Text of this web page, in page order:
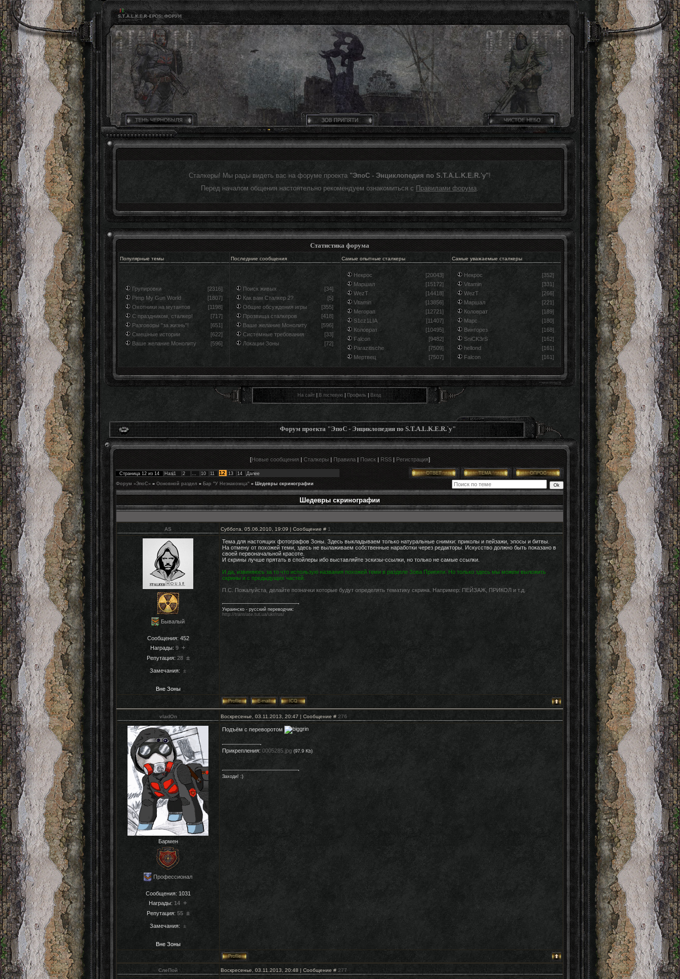
Сталкеры! Мы рады видеть вас на форуме проекта "ЭпоС - Энциклопедия по S.T.A.L.K.E.R.'у"!
Перед началом общения настоятельно рекомендуем ознакомиться с Правилами форума.
Статистика форума
Популярные темы Последние сообщения Самые опытные сталкеры Самые уважаемые сталкеры
Групировки
[2316]
Pimp My Gun World
[1807]
Охотники на мутантов
[1198]
С праздником, сталкер!
[717]
Разговоры "за жизнь"!
[651]
Смешные истории
[622]
Ваше желание Монолиту
[596]
Поиск живых
[34]
Как вам Сталкер 2?
[5]
Общие обсуждения игры
[355]
Прозвища сталкеров
[418]
Ваше желание Монолиту
[596]
Системные требования
[33]
Локации Зоны
[72]
Некрос
[20043]
Маршал
[15172]
WezT
[14418]
Vitamin
[13856]
Мегорап
[12721]
S1cz1LIA
[11407]
Коловрат
[10495]
Falcon
[9482]
Parazitische
[7509]
Мертвец
[7507]
Некрос
[352]
Vitamin
[331]
WezT
[266]
Маршал
[221]
Коловрат
[189]
Марс
[180]
Винторез
[168]
SniCK3rS
[162]
hellond
[161]
Falcon
[161]
На сайт|В гостевую|Профиль|Вход
Форум проекта "ЭпоС - Энциклопедия по S.T.A.L.K.E.R.`у"
[Новые сообщения | Сталкеры | Правила| Поиск| RSS| Регистрация]
Страница 12 из 14 Назад
1 2 … 10 11 12 13 14
Далее
Форум «ЭпоС» » Основной раздел » Бар "У Незнакомца" » Шедевры скринографии
Шедевры скринографии
AS Суббота, 05.06.2010, 19:09 | Сообщение # 1
Бывалый
Сообщения: 452
Награды: 9 +
Репутация: 28 ±
Замечания: ±
Вне Зоны
Тема для настоящих фотографов Зоны. Здесь выкладываем только натуральные снимки: приколы и пейзажи, эпосы и битвы.
На отмену от похожей теми, здесь не вылаживаем собственные наработки через редакторы. Искусство должно быть показано в
своей первоначальной красоте.
И скрины лучше прятать в спойлеры ибо выставляйте эскизы-ссылки, но только не самые ссылки.
И да, извиняюсь за то что использую названия похожей теми в разделе Зова Припяти. Но только здесь мы можем выложить
скрины и с предыдущих частей.
П.С. Пожалуйста, делайте позначки которые будут определять тематику скрина. Например: ПЕЙЗАЖ, ПРИКОЛ и т.д.
Украинско - русский переводчик:
http://translate.tut.ua/ukr/rus/
vladOn Воскресенье, 03.11.2013, 20:47 | Сообщение # 276
Бармен
Профессионал
Сообщения: 1031
Награды: 14 +
Репутация: 55 ±
Замечания: ±
Вне Зоны
Подъём с переворотом
Прикрепления: 0005285.jpg (97.9 Kb)
Заходи! :)
СлеПoй Воскресенье, 03.11.2013, 20:48 | Сообщение # 277